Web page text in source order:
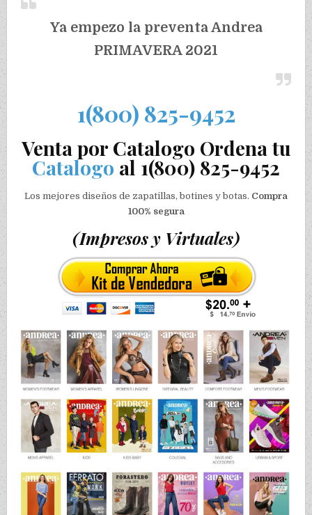
Ya empezo la preventa Andrea
PRIMAVERA 2021
1(800) 825-9452
Venta por Catalogo Ordena tu
Catalogo al 1(800) 825-9452
Los mejores diseños de zapatillas, botines y botas. Compra
100% segura
(Impresos y Virtuales)